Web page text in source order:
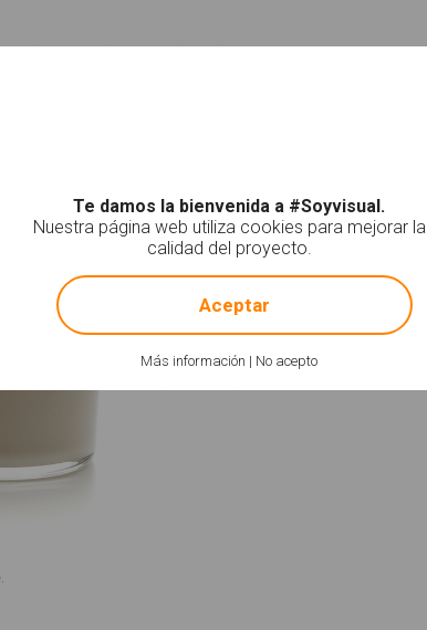
Te damos la bienvenida a #Soyvisual.
Nuestra página web utiliza cookies para mejorar la
calidad del proyecto.
Más información | No acepto
! Not valid!
Aceptar